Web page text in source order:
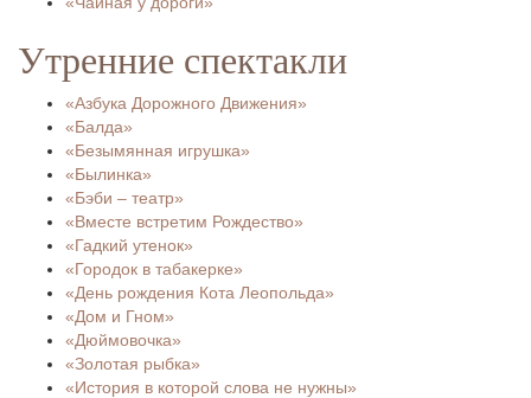
Утренние спектакли
«Азбука Дорожного Движения»
«Балда»
«Безымянная игрушка»
«Былинка»
«Бэби – театр»
«Вместе встретим Рождество»
«Гадкий утенок»
«Городок в табакерке»
«День рождения Кота Леопольда»
«Дом и Гном»
«Дюймовочка»
«Золотая рыбка»
«История в которой слова не нужны»